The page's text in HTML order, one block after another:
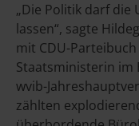
„Die Politik darf
lassen“, sagte
mit CDU-
Staatsministerin im
wvib-
zählten